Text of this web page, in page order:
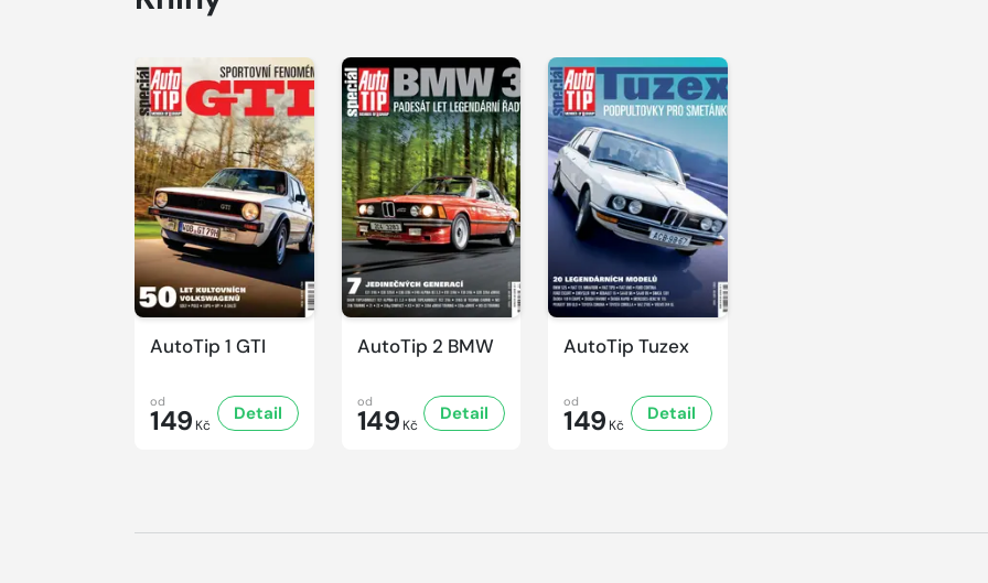
AutoTip 1 GTI
od
149 Kč
Detail
AutoTip 2 BMW
od
149 Kč
Detail
AutoTip Tuzex
od
149 Kč
Detail